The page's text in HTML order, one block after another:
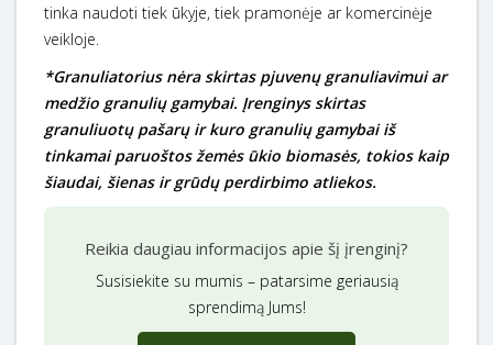
tinka naudoti tiek ūkyje, tiek pramonėje ar komercinėje
veikloje.
*Granuliatorius nėra skirtas pjuvenų granuliavimui ar
medžio granulių gamybai. Įrenginys skirtas
granuliuotų pašarų ir kuro granulių gamybai iš
tinkamai paruoštos žemės ūkio biomasės, tokios kaip
šiaudai, šienas ir grūdų perdirbimo atliekos.
Reikia daugiau informacijos apie šį įrenginį?
Susisiekite su mumis – patarsime geriausią
sprendimą Jums!